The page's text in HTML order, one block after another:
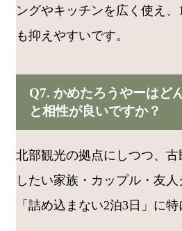
ングやキッチンを広く使え
も抑えやすいです。
Q7. かめたろうやーはど
と相性が良いですか？
北部観光の拠点にしつつ、
したい家族・カップル・友人
「詰め込まない2泊3日」に特